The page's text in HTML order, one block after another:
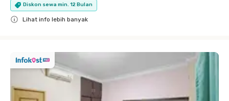
Diskon sewa min. 12 Bulan
Lihat info lebih banyak